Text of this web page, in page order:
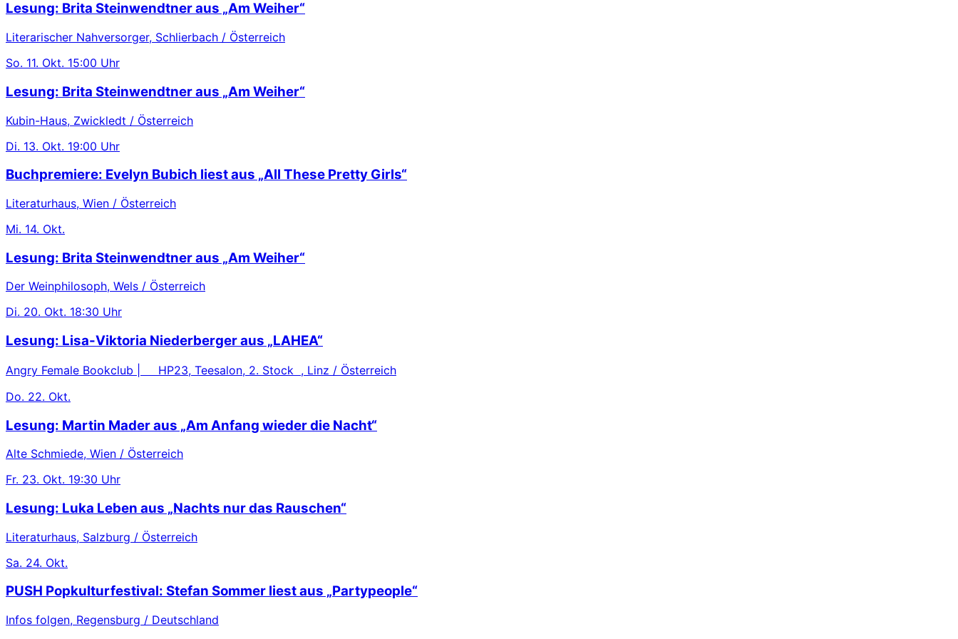
Lesung: Brita Steinwendtner aus „Am Weiher“
Literarischer Nahversorger, Schlierbach / Österreich
So. 11. Okt. 15:00 Uhr
Lesung: Brita Steinwendtner aus „Am Weiher“
Kubin-Haus, Zwickledt / Österreich
Di. 13. Okt. 19:00 Uhr
Buchpremiere: Evelyn Bubich liest aus „All These Pretty Girls“
Literaturhaus, Wien / Österreich
Mi. 14. Okt.
Lesung: Brita Steinwendtner aus „Am Weiher“
Der Weinphilosoph, Wels / Österreich
Di. 20. Okt. 18:30 Uhr
Lesung: Lisa-Viktoria Niederberger aus „LAHEA“
Angry Female Bookclub | HP23, Teesalon, 2. Stock , Linz / Österreich
Do. 22. Okt.
Lesung: Martin Mader aus „Am Anfang wieder die Nacht“
Alte Schmiede, Wien / Österreich
Fr. 23. Okt. 19:30 Uhr
Lesung: Luka Leben aus „Nachts nur das Rauschen“
Literaturhaus, Salzburg / Österreich
Sa. 24. Okt.
PUSH Popkulturfestival: Stefan Sommer liest aus „Partypeople“
Infos folgen, Regensburg / Deutschland